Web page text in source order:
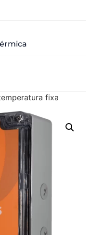
fixa